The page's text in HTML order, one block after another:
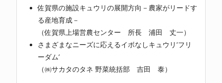
佐賀県の施設キュウリの展開方向－農家がリードす
る産地育成－
（佐賀県上場営農センター 所長 浦田 丈一）
さまざまなニーズに応えるイボなしキュウリ‘フリ
ーダム’
（㈱サカタのタネ 野菜統括部 吉田 泰）